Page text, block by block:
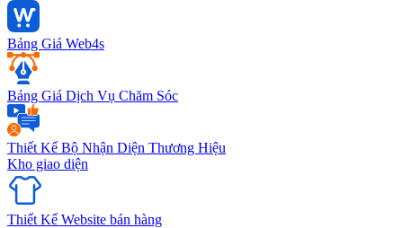
Bảng Giá Web4s
Bảng Giá Dịch Vụ Chăm Sóc
Thiết Kế Bộ Nhận Diện Thương Hiệu
Kho giao diện
Thiết Kế Website bán hàng